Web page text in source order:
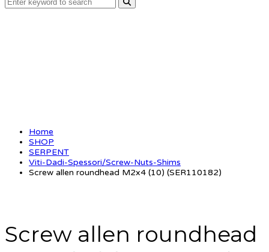
Home
SHOP
SERPENT
Viti-Dadi-Spessori/Screw-Nuts-Shims
Screw allen roundhead M2x4 (10) (SER110182)
Screw allen roundhead